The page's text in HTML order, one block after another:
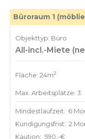
Büroraum 1
Objekttyp: Büro
All-incl.-Miete
Fläche: 24m2
Max. Arbeitsplätze: 3
Mindestlaufzeit: 6
Kündigungsfrist: 2
Kaution: 590,-€